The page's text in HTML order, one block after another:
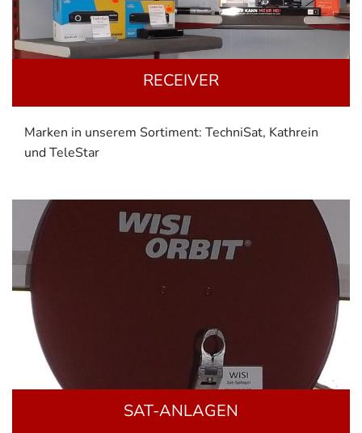
RECEIVER
Marken in unserem Sortiment: TechniSat, Kathrein
und TeleStar
SAT-ANLAGEN